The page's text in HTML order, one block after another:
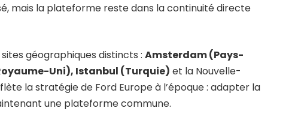
mais la plateforme reste dans la continuité directe
sites géographiques distincts : Amsterdam (Pays-
Uni), Istanbul (Turquie) et la Nouvelle-
la stratégie de Ford Europe à l’époque : adapter la
une plateforme commune.